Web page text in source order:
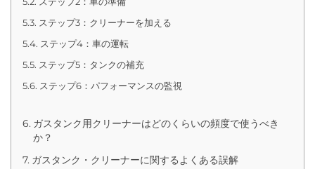
ステップ3：クリーナーを加える
ステップ4：車の運転
ステップ5：タンクの補充
ステップ6：パフォーマンスの監視
ガスタンク用クリーナーはどのくらいの頻度で使うべき
か？
ガスタンク・クリーナーに関するよくある誤解